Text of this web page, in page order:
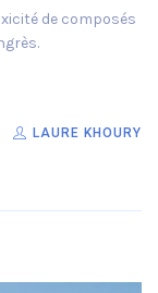
de composés
LAURE KHOURY